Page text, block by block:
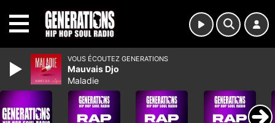
VOUS ÉCOUTEZ GENERATIONS
Mauvais Djo
Maladie